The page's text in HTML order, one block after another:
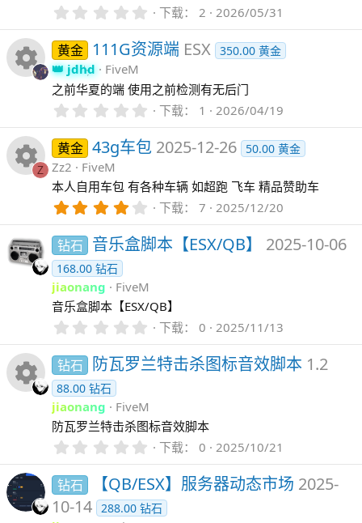
0
.
0
0
下载 2 2026/05/31
源
图
黄金 111G资源端 ESX 350.00 黄金
jdhd
FiveM
之前华夏的端 使用之前检测有无后门
0
.
0
0
下载 1 2026/04/19
源
图
Z
黄金 43g车包 2025-12-26 50.00 黄金
Zz2
FiveM
本人自用车包 有各种车辆 如超跑 飞车 精品赞助车
4
.
0
0
下载 7 2025/12/20
钻石 音乐盒脚本【ESX/QB】 2025-10-06
168.00 钻石
jiaonang
FiveM
音乐盒脚本【ESX/QB】
0
.
0
0
下载 0 2025/11/13
图
标
钻石 防瓦罗兰特击杀图标音效脚本 1.2
88.00 钻石
jiaonang
FiveM
防瓦罗兰特击杀图标音效脚本
0
.
0
星
下载 0 2025/10/21
钻石 【QB/ESX】服务器动态市场 2025-
10-14 288.00 钻石